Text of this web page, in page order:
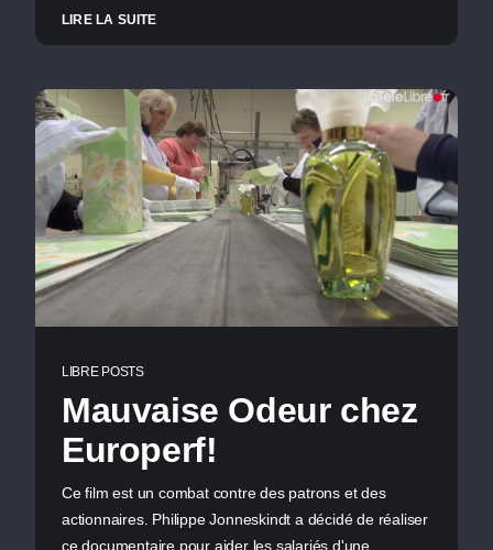
LIRE LA SUITE
LIBRE POSTS
Mauvaise Odeur chez
Europerf!
Ce film est un combat contre des patrons et des
actionnaires. Philippe Jonneskindt a décidé de réaliser
ce documentaire pour aider les salariés d'une